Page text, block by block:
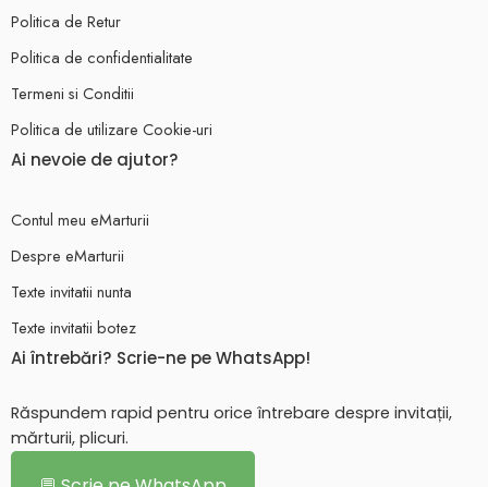
Politica de Retur
Politica de confidentialitate
Termeni si Conditii
Politica de utilizare Cookie-uri
Ai nevoie de ajutor?
Contul meu eMarturii
Despre eMarturii
Texte invitatii nunta
Texte invitatii botez
Ai întrebări? Scrie-ne pe WhatsApp!
Răspundem rapid pentru orice întrebare despre invitații,
mărturii, plicuri.